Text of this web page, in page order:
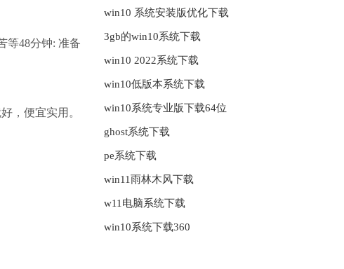
等48分钟: 准备
，便宜实用。
win10 系统安装版优化下载
3gb的win10系统下载
win10 2022系统下载
win10低版本系统下载
win10系统专业版下载64位
ghost系统下载
pe系统下载
win11雨林木风下载
w11电脑系统下载
win10系统下载360